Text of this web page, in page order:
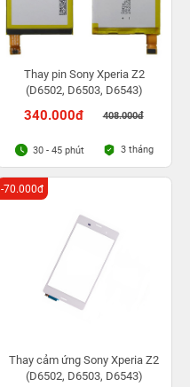
Thay pin Sony Xperia Z2
(D6502, D6503, D6543)
340.000đ 408.000đ
30 - 45 phút 3 tháng
Thay cảm ứng Sony Xperia Z2
(D6502, D6503, D6543)
-70.000đ